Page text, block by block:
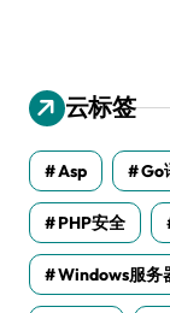
云标签
Asp Go
PHP安全
Windows服务